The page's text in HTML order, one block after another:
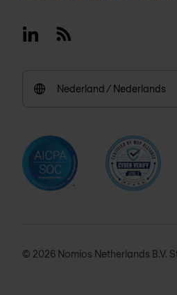
LinkedinRSS
Nederland / Nederlands
© 2026 Nomios Netherlands B.V.